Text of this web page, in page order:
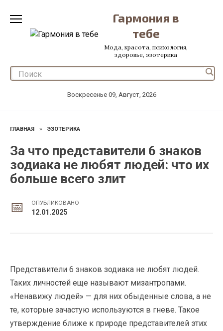
содержанию
Гармония в
тебе
Мода, красота, психология,
здоровье, эзотерика
Воскресенье 09, Август, 2026
ГЛАВНАЯ » ЭЗОТЕРИКА
За что представители 6 знаков
зодиака не любят людей: что их
больше всего злит
ОПУБЛИКОВАНО
12.01.2025
Представители 6 знаков зодиака не любят людей.
Таких личностей еще называют мизантропами.
«Ненавижу людей» — для них обыденные слова, а не
те, которые зачастую используются в гневе. Такое
утверждение ближе к природе представителей этих